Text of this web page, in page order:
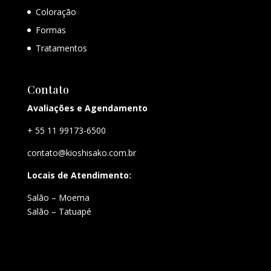
Coloração
Formas
Tratamentos
Contato
Avaliações e Agendamento
+ 55 11 99173-6500
contato@kioshisako.com.br
Locais de Atendimento:
Salão – Moema
Salão – Tatuapé